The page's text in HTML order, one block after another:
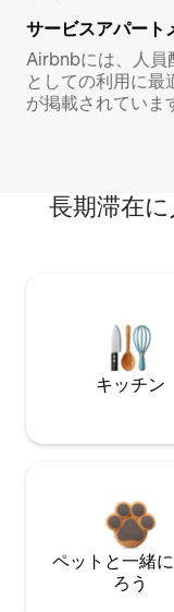
サービスアパート
Airbnbには、人員
としての利用に最
が掲載されていま
長期滞在
キッチン
ペットと一緒
ろう